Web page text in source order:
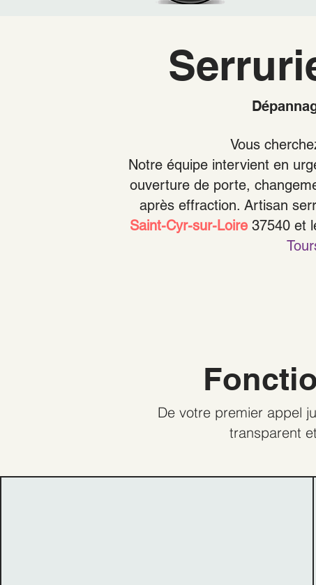
Vous
Notre équipe intervient en
ouverture de porte,
après effraction. Artisan
Saint-Cyr-sur-Loire 37540 et
De votre premier appel
transparent